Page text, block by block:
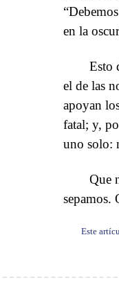
en la
Esto
el de las
apoyan
fatal; y,
uno solo:
Que
sepamos.
Este